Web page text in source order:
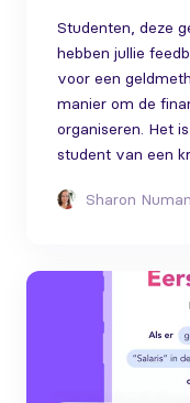
Studenten, deze
hebben jullie
voor een
manier om de
organiseren. Het
student van een
Sharon Numan